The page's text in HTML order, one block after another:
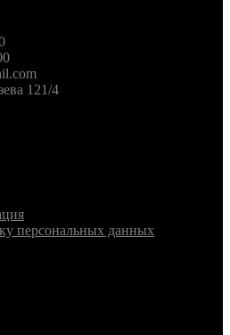
121/4
персональных данных